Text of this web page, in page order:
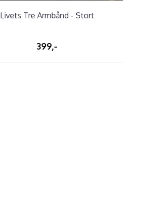
Livets Tre Armbånd - Stort
399,-